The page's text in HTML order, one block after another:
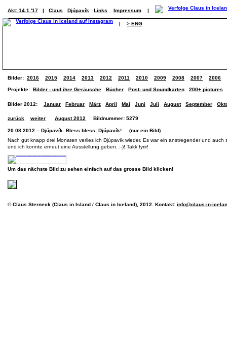
Akt: 14.1.'17 | Claus Djúpavík Links Impressum |
| > ENG
Bilder: 2016 2015 2014 2013 2012 2011 2010 2009 2008 2007 2006
Projekte: Bilder - und ihre Geräusche Bücher Post- und Soundkarten 200+ pictures
Bilder 2012: Januar Februar März April Mai Juni Juli August September
zurück weiter August 2012 Bildnummer: 5279
20.08.2012 – Djúpavík. Bless bless, Djúpavík! (nur ein Bild)
Nach gut knapp drei Monaten verlies ich Djúpavík wieder. Es war ein anstregender und
und ich konnte erneut eine Ausstellung geben. :-)! Takk fyrir!
Um das nächste Bild zu sehen einfach auf das grosse Bild klicken!
© Claus Sterneck (Claus in Island / Claus in Iceland), 2012. Kontakt: info@claus-in-